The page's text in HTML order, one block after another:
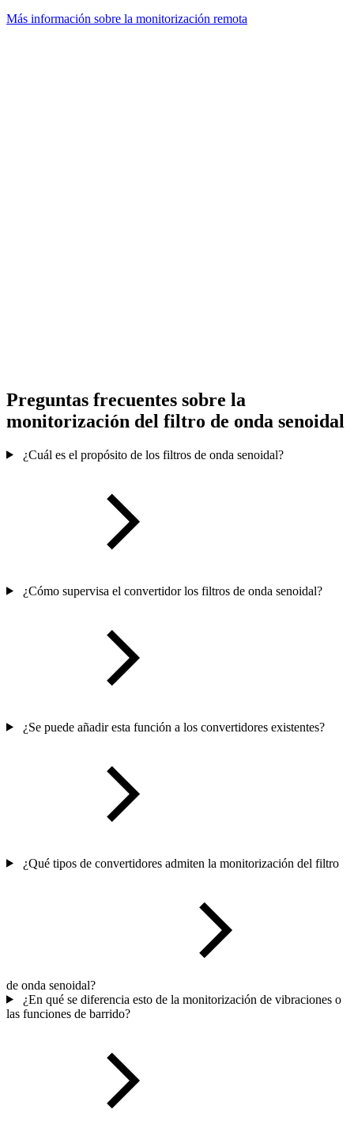
Más información sobre la monitorización remota
Preguntas frecuentes sobre la
monitorización del filtro de onda senoidal
¿Cuál es el propósito de los filtros de onda senoidal?
¿Cómo supervisa el convertidor los filtros de onda senoidal?
¿Se puede añadir esta función a los convertidores existentes?
¿Qué tipos de convertidores admiten la monitorización del filtro
de onda senoidal?
¿En qué se diferencia esto de la monitorización de vibraciones o
las funciones de barrido?